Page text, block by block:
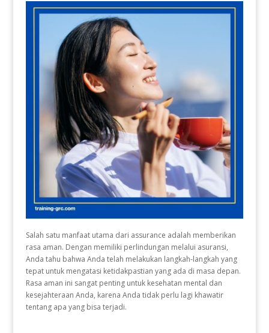
Salah satu manfaat utama dari assurance adalah memberikan
rasa aman. Dengan memiliki perlindungan melalui asuransi,
Anda tahu bahwa Anda telah melakukan langkah-langkah yang
tepat untuk mengatasi ketidakpastian yang ada di masa depan.
Rasa aman ini sangat penting untuk kesehatan mental dan
kesejahteraan Anda, karena Anda tidak perlu lagi khawatir
tentang apa yang bisa terjadi.